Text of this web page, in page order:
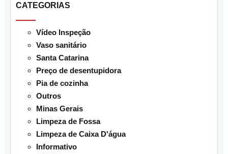
CATEGORIAS
Vídeo Inspeção
Vaso sanitário
Santa Catarina
Preço de desentupidora
Pia de cozinha
Outros
Minas Gerais
Limpeza de Fossa
Limpeza de Caixa D'água
Informativo